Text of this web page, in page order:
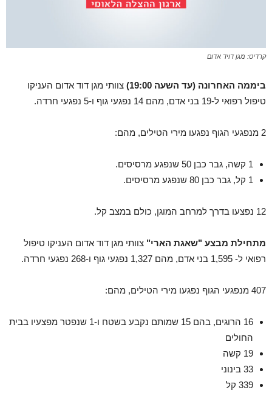
קרדיט: מגן דויד אדום
ביממה האחרונה (עד השעה 19:00)
צוותי מגן דוד אדום העניקו
טיפול רפואי ל-19 בני אדם, מהם 14 נפגעי גוף ו-5 נפגעי חרדה.
2 מנפגעי הגוף נפגעו מירי הטילים, מהם:
1 קשה, גבר כבן 50 שנפגע מרסיסים.
1 קל, גבר כבן 80 שנפגע מרסיסים.
12 נפצעו בדרך למרחב המוגן, כולם במצב קל.
מתחילת מבצע "שאגת הארי" צוותי מגן דוד אדום העניקו טיפול
רפואי ל- 1,595 בני אדם, מהם 1,327 נפגעי גוף ו-268 נפגעי חרדה.
407 מנפגעי הגוף נפגעו מירי הטילים, מהם:
16 הרוגים, בהם 15 שמותם נקבע בשטח ו-1 שנפטר מפצעיו בבית
החולים
19 קשה
33 בינוני
339 קל